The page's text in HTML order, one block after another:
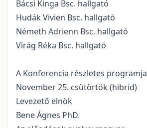
Bácsi Kinga Bsc. hallgató
Hudák Vivien Bsc. hallgató
Németh Adrienn Bsc. hallgató
Virág Réka Bsc. hallgató
A Konferencia részletes programja
November 25. csütörtök (hibrid)
Levezető elnök
Bene Ágnes PhD.